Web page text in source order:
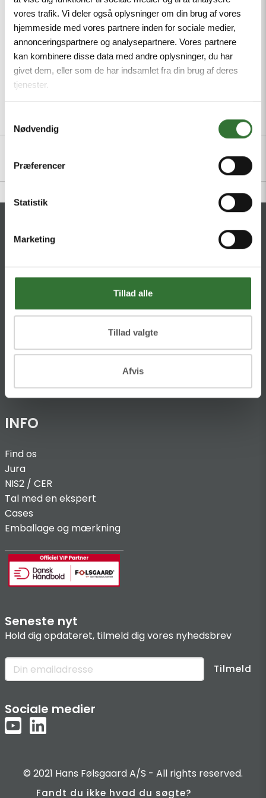
vores trafik. Vi deler også oplysninger om din brug af vores
hjemmeside med vores partnere inden for sociale medier,
annonceringspartnere og analysepartnere. Vores partnere
kan kombinere disse data med andre oplysninger, du har
givet dem, eller som de har indsamlet fra din brug af deres
tjenester.
Nødvendig
Præferencer
Statistik
Marketing
Tillad alle
Tillad valgte
Afvis
LABS, Cable length 5 m
Mindste ordreantal: 1
Beskrivelse
Theilgaards Torv 1
Ellemosen 4
INFO
Find os
Jura
NIS2 / CER
Tal med en ekspert
Cases
Emballage og mærkning
Seneste nyt
Hold dig opdateret, tilmeld dig vores nyhedsbrev
Tilmeld
Sociale medier
© 2021 Hans Følsgaard A/S - All rights reserved.
Fandt du ikke hvad du søgte?